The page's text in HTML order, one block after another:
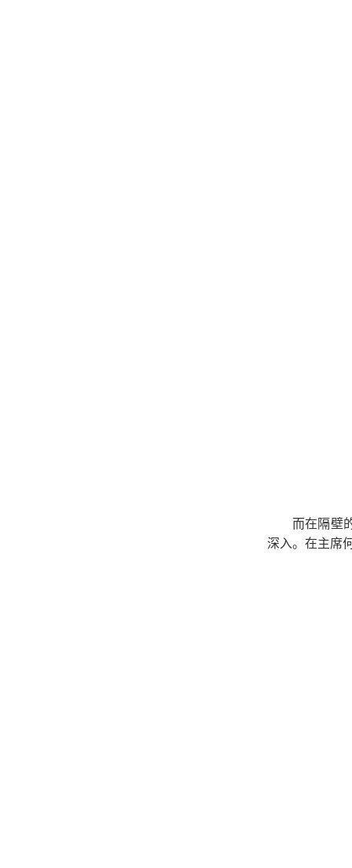
而在隔壁
深入。在主席